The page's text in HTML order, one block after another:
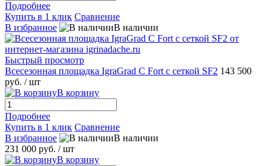
Подробнее
Купить в 1 клик Сравнение
В избранное
В наличии
Быстрый просмотр
Всесезонная площадка IgraGrad С Fort с сеткой SF2 143 500
руб. / шт
В корзину
Подробнее
Купить в 1 клик Сравнение
В избранное
В наличии
231 000 руб. / шт
В корзину